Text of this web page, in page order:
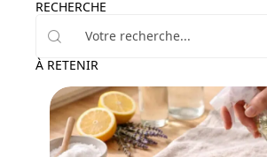
RECHERCHE
À RETENIR